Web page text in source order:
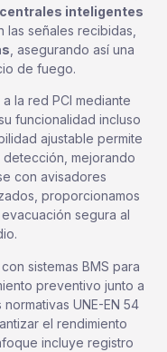
centrales inteligentes
las señales recibidas,
, asegurando así una
de fuego.
la red PCI mediante
funcionalidad incluso
ajustable permite
mejorando
con avisadores
proporcionamos
segura al
sistemas BMS para
preventivo junto a
UNE-EN 54
el rendimiento
incluye registro